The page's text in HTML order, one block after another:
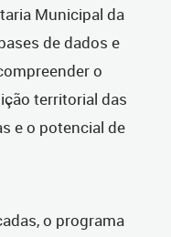
Municipal da
de dados e
o
territorial das
e o potencial de
o programa